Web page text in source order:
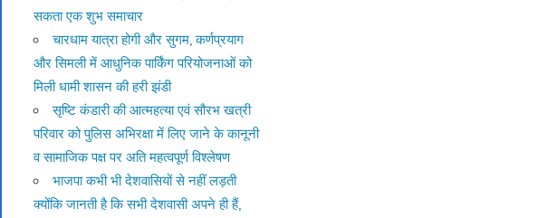
सकता एक शुभ समाचार
चारधाम यात्रा होगी और सुगम, कर्णप्रयाग
और सिमली में आधुनिक पार्किंग परियोजनाओं को
मिली धामी शासन की हरी झंडी
सृष्टि कंडारी की आत्महत्या एवं सौरभ खत्री
परिवार को पुलिस अभिरक्षा में लिए जाने के कानूनी
व सामाजिक पक्ष पर अति महत्वपूर्ण विश्लेषण
भाजपा कभी भी देशवासियों से नहीं लड़ती
क्योंकि जानती है कि सभी देशवासी अपने ही हैं,